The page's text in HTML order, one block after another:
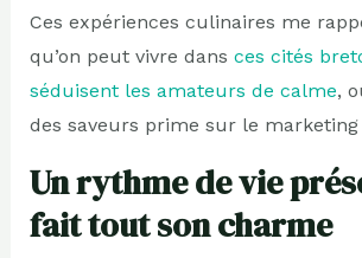
Ces expériences culinaires me
qu’on peut vivre dans ces cités
séduisent les amateurs de calme,
des saveurs prime sur le
Un rythme de vie
fait tout son charme